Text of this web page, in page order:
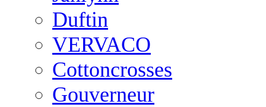
Duftin
VERVACO
Cottoncrosses
Gouverneur